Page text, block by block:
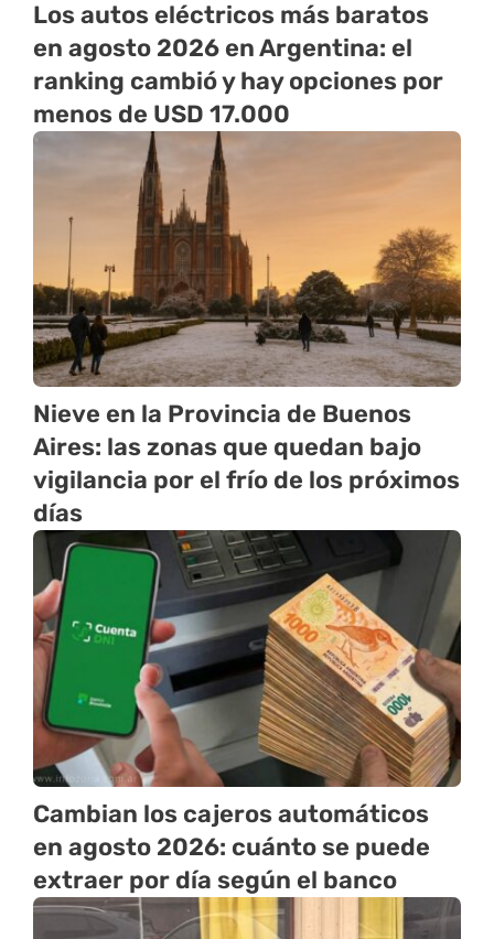
Los autos eléctricos más baratos
en agosto 2026 en Argentina: el
ranking cambió y hay opciones por
menos de USD 17.000
Nieve en la Provincia de Buenos
Aires: las zonas que quedan bajo
vigilancia por el frío de los próximos
días
Cambian los cajeros automáticos
en agosto 2026: cuánto se puede
extraer por día según el banco